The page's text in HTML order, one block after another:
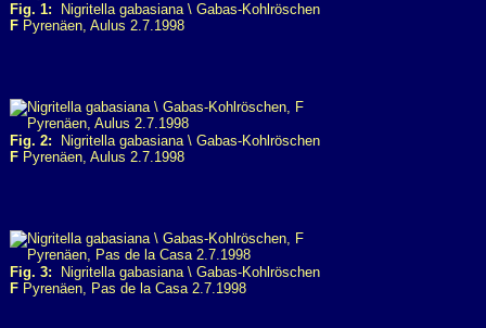
Fig. 1: Nigritella gabasiana \ Gabas-Kohlröschen
F Pyrenäen, Aulus 2.7.1998
Fig. 2: Nigritella gabasiana \ Gabas-Kohlröschen
F Pyrenäen, Aulus 2.7.1998
Fig. 3: Nigritella gabasiana \ Gabas-Kohlröschen
F Pyrenäen, Pas de la Casa 2.7.1998